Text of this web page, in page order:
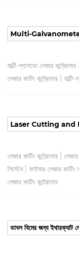
Multi-
মাল্টি-গ্যালভো লেজার কন্ট্রোলার
লেজার কাটিং কন্ট্রোলার
Laser Cutting and
লেজার কাটিং কন্ট্রোলার
সিস্টেম| ফাইবার লেজার কাটিং
লেজার কাটিং কন্ট্রোলার
ডাবল বিমের জন্য ইথারক্যাট